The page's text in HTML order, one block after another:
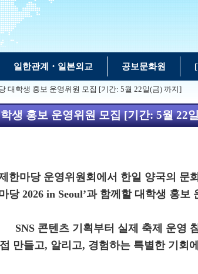
일한관계・일본외교 공보문화원
대학생 홍보 운영위원 모집 [기간: 5월 22일(금) 까지]
생 홍보 운영위원 모집 [기간: 5월 22
한마당 운영위원회에서 한일 양국의 문
당 2026 in Seoul’과 함께할 대학생 홍보
SNS 콘텐츠 기획부터 실제 축제 운영
만들고, 알리고, 경험하는 특별한 기회